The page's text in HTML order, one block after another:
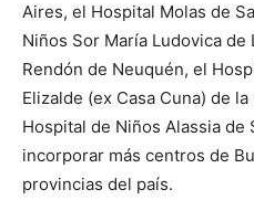
Aires, el Hospital Molas de
Niños Sor María Ludovica de
Rendón de Neuquén, el
Elizalde (ex Casa Cuna) de
Hospital de Niños Alassia de
incorporar más centros de
provincias del país.